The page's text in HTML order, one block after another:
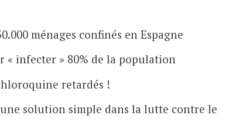
ménages confinés en Espagne
« infecter » 80% de la population
retardés !
solution simple dans la lutte contre le